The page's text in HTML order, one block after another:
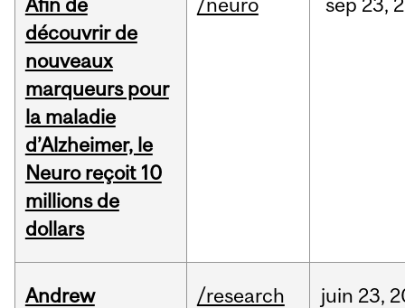
découvrir de
nouveaux
marqueurs pour
la maladie
d’Alzheimer, le
Neuro reçoit 10
millions de
dollars
Andrew
/research juin 23,